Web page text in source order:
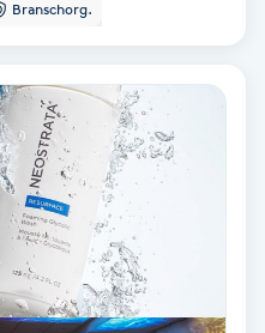
Branschorg.